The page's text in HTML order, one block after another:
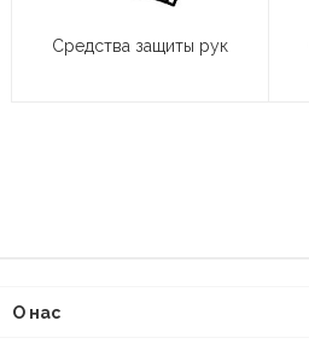
Средства защиты рук
О нас